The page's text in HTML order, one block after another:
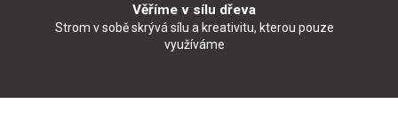
Věříme v sílu dřeva
Strom v sobě skrývá sílu a kreativitu, kterou pouze
využíváme